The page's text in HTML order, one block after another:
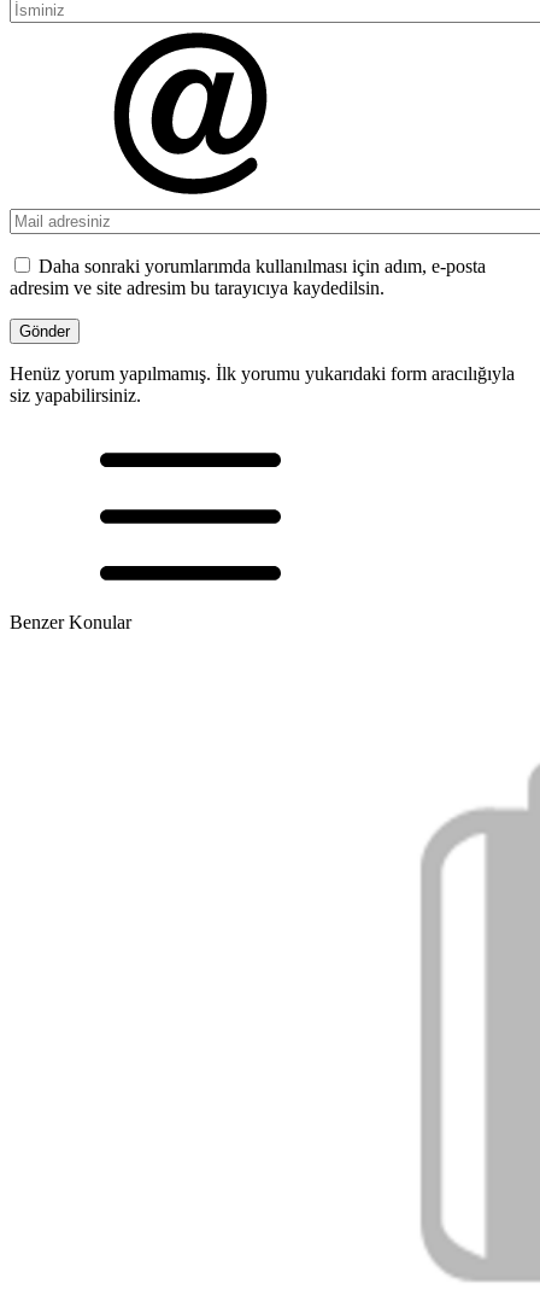
Daha sonraki yorumlarımda kullanılması için adım, e-posta
adresim ve site adresim bu tarayıcıya kaydedilsin.
Henüz yorum yapılmamış. İlk yorumu yukarıdaki form aracılığıyla
siz yapabilirsiniz.
Benzer Konular